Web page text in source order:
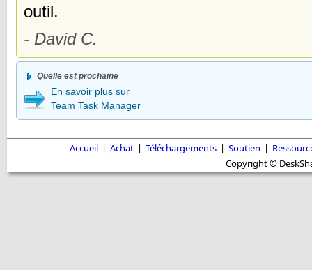
outil.
- David C.
Quelle est prochaine
En savoir plus sur
Team Task Manager
Accueil | Achat | Téléchargements | Soutien |
Copyright ©